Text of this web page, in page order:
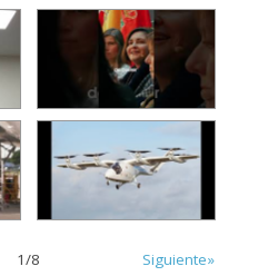
1/8
Siguiente»